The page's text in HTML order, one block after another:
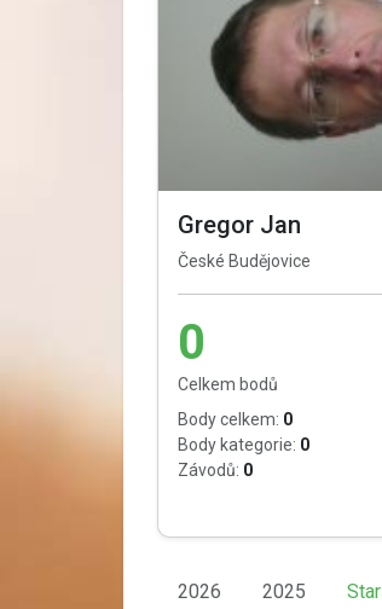
Gregor Jan
České Budějovice
0
Celkem bodů
Body celkem: 0
Body kategorie: 0
Závodů: 0
2026 2025